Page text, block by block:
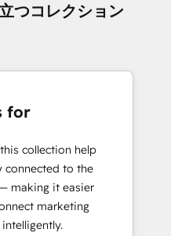
つコレクション
for
collection help
connected to the
making it easier
marketing